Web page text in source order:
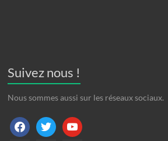
Suivez nous !
Nous sommes aussi sur les réseaux sociaux.
facebooktwitter youtube